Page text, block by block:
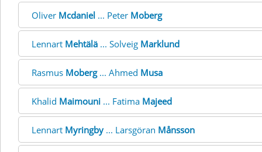
Oliver Mcdaniel ... Peter Moberg
Lennart Mehtälä ... Solveig Marklund
Rasmus Moberg... Ahmed Musa
Khalid Maimouni ... Fatima Majeed
Lennart Myringby... Larsgöran Månsson